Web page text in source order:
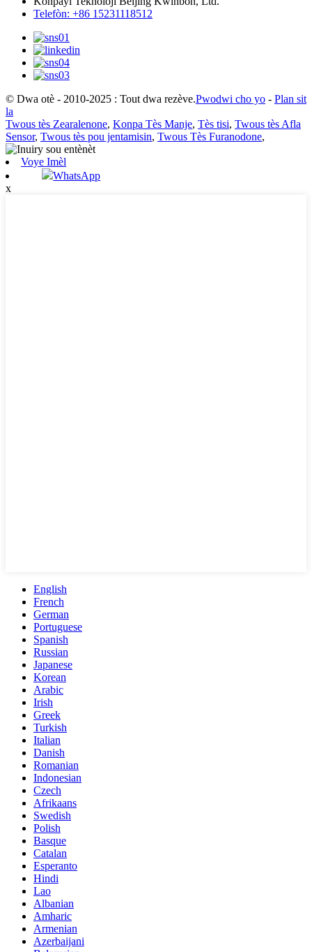
Telefòn: +86 15231118512
© Dwa otè - 2010-2025 : Tout dwa rezève.Pwodwi cho yo - Plan sit
la
Twous tès Zearalenone, Konpa Tès Manje, Tès tisi, Twous tès Afla
Sensor, Twous tès pou jentamisin, Twous Tès Furanodone,
Voye Imèl
WhatsApp
x
English
French
German
Portuguese
Spanish
Russian
Japanese
Korean
Arabic
Irish
Greek
Turkish
Italian
Danish
Romanian
Indonesian
Czech
Afrikaans
Swedish
Polish
Basque
Catalan
Esperanto
Hindi
Lao
Albanian
Amharic
Armenian
Azerbaijani